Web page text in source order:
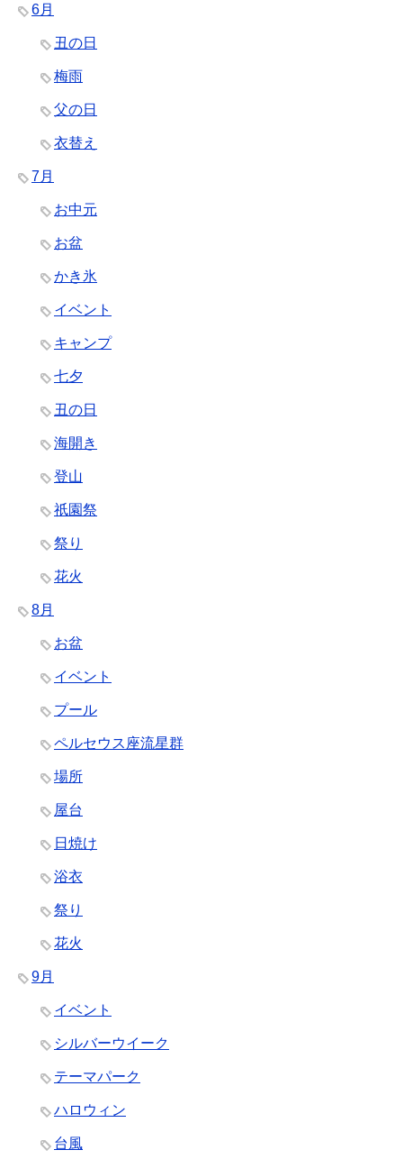
6月
丑の日
梅雨
父の日
衣替え
7月
お中元
お盆
かき氷
イベント
キャンプ
七夕
丑の日
海開き
登山
祇園祭
祭り
花火
8月
お盆
イベント
プール
ペルセウス座流星群
場所
屋台
日焼け
浴衣
祭り
花火
9月
イベント
シルバーウイーク
テーマパーク
ハロウィン
台風